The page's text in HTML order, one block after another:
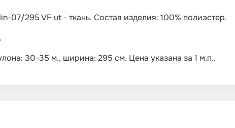
07/295 VF ut - ткань. Состав изделия: 100% полиэстер.
30-35 м., ширина: 295 см. Цена указана за 1 м.п..